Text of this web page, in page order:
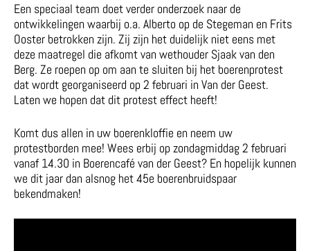
Een speciaal team doet verder onderzoek naar de
ontwikkelingen waarbij o.a. Alberto op de Stegeman en Frits
Ooster betrokken zijn. Zij zijn het duidelijk niet eens met
deze maatregel die afkomt van wethouder Sjaak van den
Berg. Ze roepen op om aan te sluiten bij het boerenprotest
dat wordt georganiseerd op 2 februari in Van der Geest.
Laten we hopen dat dit protest effect heeft!
Komt dus allen in uw boerenkloffie en neem uw
protestborden mee! Wees erbij op zondagmiddag 2 februari
vanaf 14.30 in Boerencafé van der Geest? En hopelijk kunnen
we dit jaar dan alsnog het 45e boerenbruidspaar
bekendmaken!